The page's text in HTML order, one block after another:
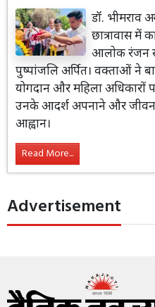
डॉ. भीमराव
छात्रावास में
आलोक रंजन
पुष्पांजलि अर्पित। वक्ताओं ने
योगदान और महिला अधिकारों
उनके आदर्श अपनाने और जीवन
आह्वान।
Read More...
Advertisement